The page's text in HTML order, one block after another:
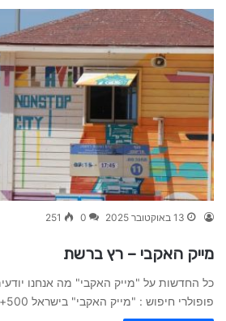
13 באוקטובר 2025 0
251
מייק האקבי – רץ ברשת
כל החדשות על "מייק האקבי" מה אנחנו
פופולרי חיפוש : "מייק האקבי" בישראל 500+…